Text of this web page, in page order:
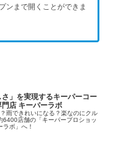
ンまで開くことができま
」を実現するキーパーコー
店 キーパーラボ
雨できれいになる？楽なのにクル
6400店舗の「キーパープロショッ
ラボ」へ！